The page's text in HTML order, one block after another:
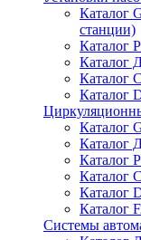
Каталог
станции)
Каталог
Каталог
Каталог
Каталог
Каталог
Каталог
Каталог
Каталог
Системы